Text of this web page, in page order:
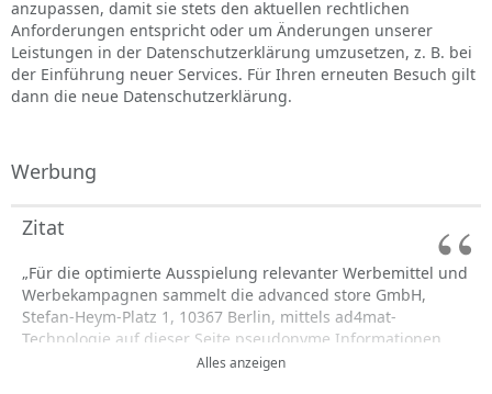
anzupassen, damit sie stets den aktuellen rechtlichen
Anforderungen entspricht oder um Änderungen unserer
Leistungen in der Datenschutzerklärung umzusetzen, z. B. bei
der Einführung neuer Services. Für Ihren erneuten Besuch gilt
dann die neue Datenschutzerklärung.
Werbung
Zitat
„Für die optimierte Ausspielung relevanter Werbemittel und
Werbekampagnen sammelt die advanced store GmbH,
Stefan-Heym-Platz 1, 10367 Berlin, mittels ad4mat-
Technologie auf dieser Seite pseudonyme Informationen
und Daten über das Surfverhalten von Usern.
Alles anzeigen